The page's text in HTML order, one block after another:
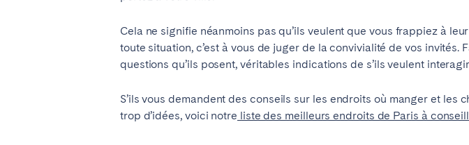
Cela ne signifie néanmoins pas qu’ils veulent que vous frappiez à
toute situation, c’est à vous de juger de la convivialité de vos
questions qu’ils posent, véritables indications de s’ils veulent
S’ils vous demandent des conseils sur les endroits où manger et les
trop d’idées, voici notre liste des meilleurs endroits de Paris à
Aller sur la page globale Vous ne trouvez pas votre
Português